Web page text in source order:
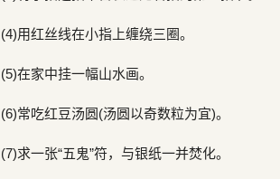
(4)用红丝线在小指上缠绕三圈。
(5)在家中挂一幅山水画。
(6)常吃红豆汤圆(汤圆以奇数粒为宜)。
(7)求一张“五鬼”符，与银纸一并焚化。